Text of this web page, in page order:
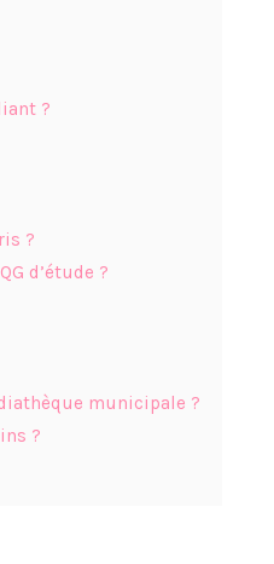
?
?
d’étude ?
municipale ?
?